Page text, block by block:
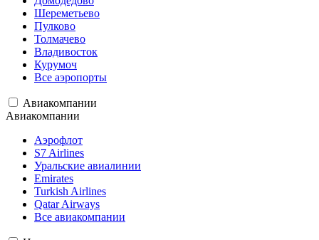
Шереметьево
Пулково
Толмачево
Владивосток
Курумоч
Все аэропорты
Авиакомпании
Авиакомпании
Аэрофлот
S7 Airlines
Уральские авиалинии
Emirates
Turkish Airlines
Qatar Airways
Все авиакомпании